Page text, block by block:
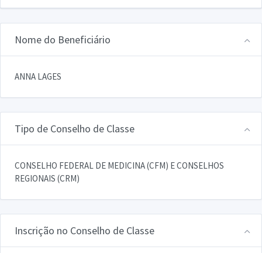
Nome do Beneficiário
ANNA LAGES
Tipo de Conselho de Classe
CONSELHO FEDERAL DE MEDICINA (CFM) E CONSELHOS
REGIONAIS (CRM)
Inscrição no Conselho de Classe